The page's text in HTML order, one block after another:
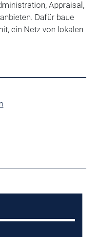
Appraisal,
Dafür baue
ein Netz von lokalen